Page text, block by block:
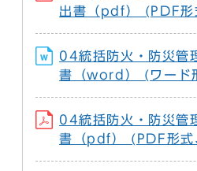
出書（pdf） (PDF
04統括防火・防災管
書（word） (ワード
04統括防火・防災管
書（pdf） (PDF形